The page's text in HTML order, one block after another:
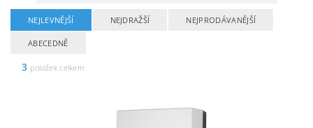
NEJLEVNĚJŠÍ NEJDRAŽŠÍ NEJPRODÁVANĚJŠÍ
ABECEDNĚ
3 položek celkem